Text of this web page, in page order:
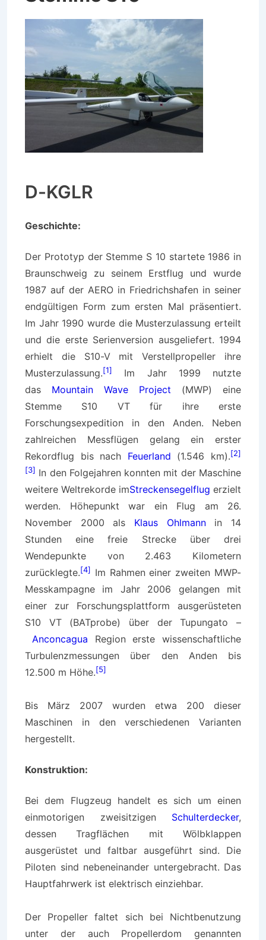
D-KGLR
Geschichte:
Der Prototyp der Stemme S 10 startete 1986 in
Braunschweig zu seinem Erstflug und wurde
1987 auf der AERO in Friedrichshafen in seiner
endgültigen Form zum ersten Mal präsentiert.
Im Jahr 1990 wurde die Musterzulassung erteilt
und die erste Serienversion ausgeliefert. 1994
erhielt die S10-V mit Verstellpropeller ihre
Musterzulassung.[1]
Im Jahr 1999 nutzte
das Mountain Wave Project (MWP) eine
Stemme S10 VT für ihre erste
Forschungsexpedition in den Anden. Neben
zahlreichen Messflügen gelang ein erster
Rekordflug bis nach Feuerland (1.546 km).[2]
[3] In den Folgejahren konnten mit der Maschine
weitere Weltrekorde imStreckensegelflug erzielt
werden. Höhepunkt war ein Flug am 26.
November 2000 als Klaus Ohlmannin 14
Stunden eine freie Strecke über drei
Wendepunkte von 2.463 Kilometern
zurücklegte.[4] Im Rahmen einer zweiten MWP-
Messkampagne im Jahr 2006 gelangen mit
einer zur Forschungsplattform ausgerüsteten
S10 VT (BATprobe) über der Tupungato –
Anconcagua Region erste wissenschaftliche
Turbulenzmessungen über den Anden bis
12.500 m Höhe.[5]
Bis März 2007 wurden etwa 200 dieser
Maschinen in den verschiedenen Varianten
hergestellt.
Konstruktion:
Bei dem Flugzeug handelt es sich um einen
einmotorigen zweisitzigen Schulterdecker,
dessen Tragflächen mit Wölbklappen
ausgerüstet und faltbar ausgeführt sind. Die
Piloten sind nebeneinander untergebracht. Das
Hauptfahrwerk ist elektrisch einziehbar.
Der Propeller faltet sich bei Nichtbenutzung
unter der auch Propellerdom genannten